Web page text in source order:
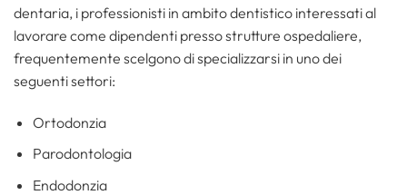
dentaria, i professionisti in ambito dentistico interessati al
lavorare come dipendenti presso strutture ospedaliere,
frequentemente scelgono di specializzarsi in uno dei
seguenti settori:
Ortodonzia
Parodontologia
Endodonzia